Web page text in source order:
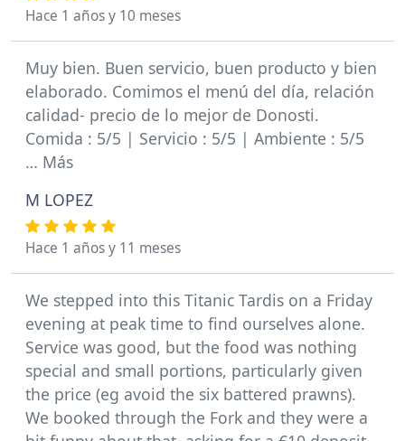
Hace 1 años y 10 meses
Muy bien. Buen servicio, buen producto y bien
elaborado. Comimos el menú del día, relación
calidad- precio de lo mejor de Donosti.
Comida : 5/5 | Servicio : 5/5 | Ambiente : 5/5
… Más
M LOPEZ
Hace 1 años y 11 meses
We stepped into this Titanic Tardis on a Friday
evening at peak time to find ourselves alone.
Service was good, but the food was nothing
special and small portions, particularly given
the price (eg avoid the six battered prawns).
We booked through the Fork and they were a